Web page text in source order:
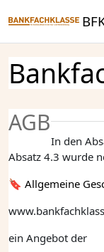
AGB
In den
Absatz 4.3 wurde
Allgemeine
ein Angebot der